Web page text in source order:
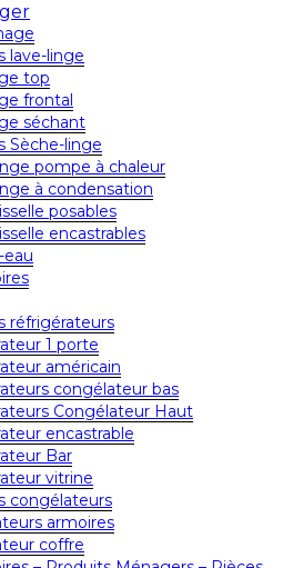
lave-linge
top
frontal
séchant
Sèche-linge
pompe à chaleur
à condensation
posables
encastrables
eau
réfrigérateurs
1 porte
américain
congélateur bas
Congélateur Haut
encastrable
Bar
vitrine
congélateurs
armoires
coffre